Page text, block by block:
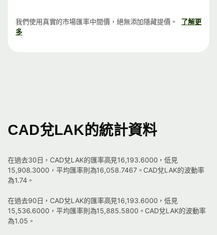
我們使用真實的市場匯率中間價，絕無添加隱藏提價。
了解更
多
CAD兌LAK的統計資料
在過去30日，CAD兌LAK的匯率高見16,193.6000，低見
15,908.3000，平均匯率則為16,058.7467。CAD兌LAK的波動率
為1.74。
在過去90日，CAD兌LAK的匯率高見16,193.6000，低見
15,536.6000，平均匯率則為15,885.5800。CAD兌LAK的波動率
為1.05。